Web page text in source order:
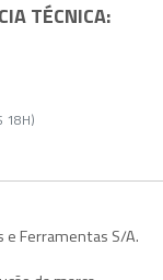
TÉCNICA:
18H)
e Ferramentas S/A.